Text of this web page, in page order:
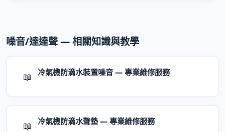
噪音/達達聲 — 相關知識與教學
📖 冷氣機防滴水裝置噪音 — 專業維修服務
📖 冷氣機防滴水聲墊 — 專業維修服務